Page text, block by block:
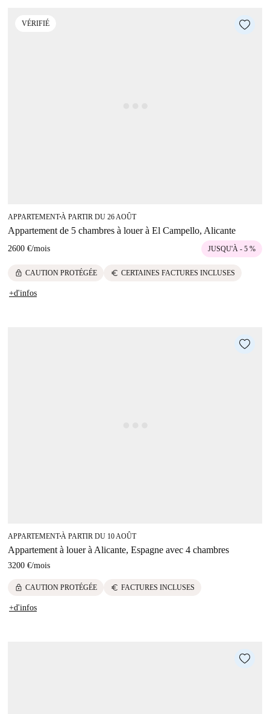
VÉRIFIÉ
APPARTEMENT■À PARTIR DU 26 AOÛT
Appartement de 5 chambres à louer à El Campello, Alicante
2600 €/mois JUSQU'À - 5 %
lock CAUTION PROTÉGÉE euro CERTAINES FACTURES INCLUSES
+d'infos
APPARTEMENT■À PARTIR DU 10 AOÛT
Appartement à louer à Alicante, Espagne avec 4 chambres
3200 €/mois
lock CAUTION PROTÉGÉE euro FACTURES INCLUSES
+d'infos